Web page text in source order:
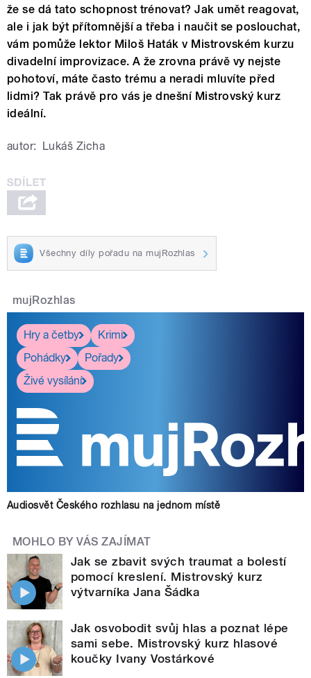
že se dá tato schopnost trénovat? Jak umět reagovat,
ale i jak být přítomnější a třeba i naučit se poslouchat,
vám pomůže lektor Miloš Haták v Mistrovském kurzu
divadelní improvizace. A že zrovna právě vy nejste
pohotoví, máte často trému a neradi mluvíte před
lidmi? Tak právě pro vás je dnešní Mistrovský kurz
ideální.
autor: Lukáš Zicha
Všechny díly pořadu na mujRozhlas
mujRozhlas
Hry a četby
Krimi
Pohádky
Pořady
Živé vysílání
Audiosvět Českého rozhlasu na jednom místě
MOHLO BY VÁS ZAJÍMAT
Jak se zbavit svých traumat a bolestí
pomocí kreslení. Mistrovský kurz
výtvarníka Jana Šádka
Jak osvobodit svůj hlas a poznat lépe
sami sebe. Mistrovský kurz hlasové
koučky Ivany Vostárkové